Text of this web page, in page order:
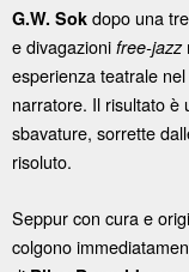
G.W. Sok dopo una
e divagazioni free-jazz
esperienza teatrale
narratore. Il risultato è
sbavature, sorrette
risoluto.
Seppur con cura e
colgono